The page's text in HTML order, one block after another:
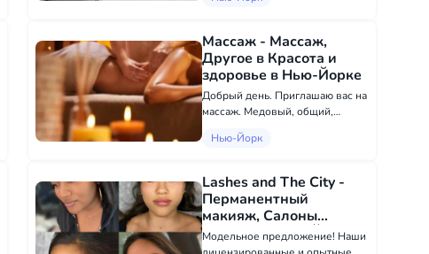
Эриксоновский и классический
гипноз и авторские методики.
Результат...
Массаж - Массаж,
Другое в Красота и
здоровье в Нью-Йорке
Добрый день. Приглашаю вас на
массаж. Медовый, общий,
баночный и другие . Работаю в
Манхэттене. Я мужчина.
Принимаю как мужчин так и
женщин. Лице...
Нью-Йорк
Lashes and The City -
Перманентный
макияж, Салоны
красоты в Нью-Йорке
Модельное предложение! Наши